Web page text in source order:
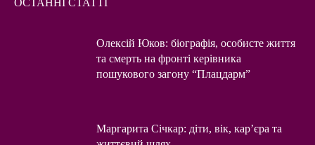
ОСТАННІ СТАТТІ
Олексій Юков: біографія, особисте життя
та смерть на фронті керівника
пошукового загону “Плацдарм”
Маргарита Січкар: діти, вік, кар’єра та